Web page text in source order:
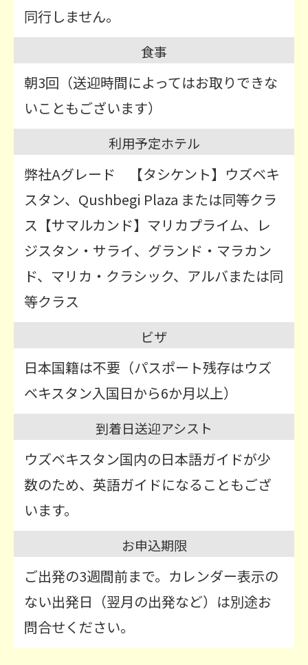
同行しません。
食事
朝3回（送迎時間によってはお取りできな
いこともございます）
利用予定ホテル
弊社Aグレード 【タシケント】ウズベキ
スタン、Qushbegi Plaza または同等クラ
ス【サマルカンド】マリカプライム、レ
ジスタン・サライ、グランド・マラカン
ド、マリカ・クラシック、アルバまたは同
等クラス
ビザ
日本国籍は不要（パスポート残存はウズ
ベキスタン入国日から6か月以上）
到着日送迎アシスト
ウズベキスタン国内の日本語ガイドが少
数のため、英語ガイドになることもござ
います。
お申込期限
ご出発の3週間前まで。カレンダー表示の
ない出発日（翌月の出発など）は別途お
問合せください。